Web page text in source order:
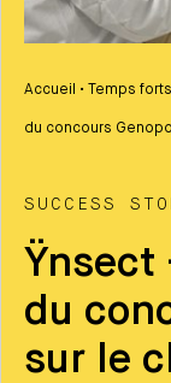
Accueil • Temps forts
du concours
SUCCESS
Ÿnsect
du
sur le